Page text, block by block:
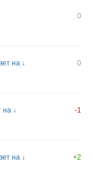
0
на ↓
0
на ↓
-1
на ↓
+2